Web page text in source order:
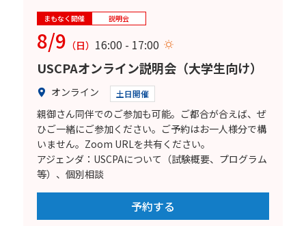
まもなく開催 説明会
8/9 （日） 16:00 - 17:00
USCPAオンライン説明会（大学生向け）
オンライン 土日開催
親御さん同伴でのご参加も可能。ご都合が合えば、ぜ
ひご一緒にご参加ください。ご予約はお一人様分で構
いません。Zoom URLを共有ください。
アジェンダ：USCPAについて（試験概要、プログラム
等）、個別相談
予約する